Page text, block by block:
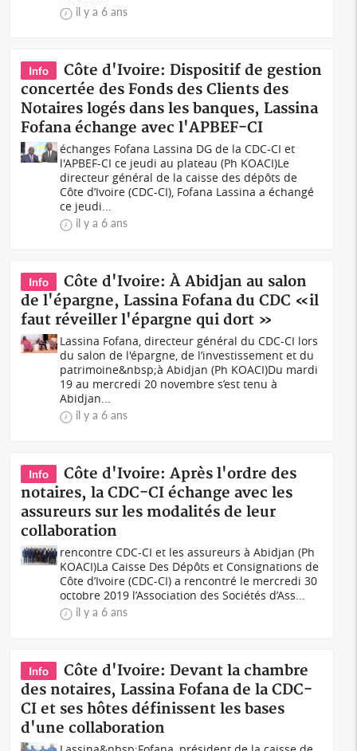
il y a 6 ans
Info
Côte d'Ivoire: Dispositif de gestion
concertée des Fonds des Clients des
Notaires logés dans les banques, Lassina
Fofana échange avec l'APBEF-CI
échanges Fofana Lassina DG de la CDC-CI et
l'APBEF-CI ce jeudi au plateau (Ph KOACI)Le
directeur général de la caisse des dépôts de
Côte d’Ivoire (CDC-CI), Fofana Lassina a échangé
ce jeudi...
il y a 6 ans
Info
Côte d'Ivoire: À Abidjan au salon
de l'épargne, Lassina Fofana du CDC «il
faut réveiller l'épargne qui dort »
Lassina Fofana, directeur général du CDC-CI lors
du salon de l'épargne, de l’investissement et du
patrimoine&nbsp;à Abidjan (Ph KOACI)Du mardi
19 au mercredi 20 novembre s’est tenu à
Abidjan...
il y a 6 ans
Info
Côte d'Ivoire: Après l'ordre des
notaires, la CDC-CI échange avec les
assureurs sur les modalités de leur
collaboration
rencontre CDC-CI et les assureurs à Abidjan (Ph
KOACI)La Caisse Des Dépôts et Consignations de
Côte d’Ivoire (CDC-CI) a rencontré le mercredi 30
octobre 2019 l’Association des Sociétés d’Ass...
il y a 6 ans
Info
Côte d'Ivoire: Devant la chambre
des notaires, Lassina Fofana de la CDC-
CI et ses hôtes définissent les bases
d'une collaboration